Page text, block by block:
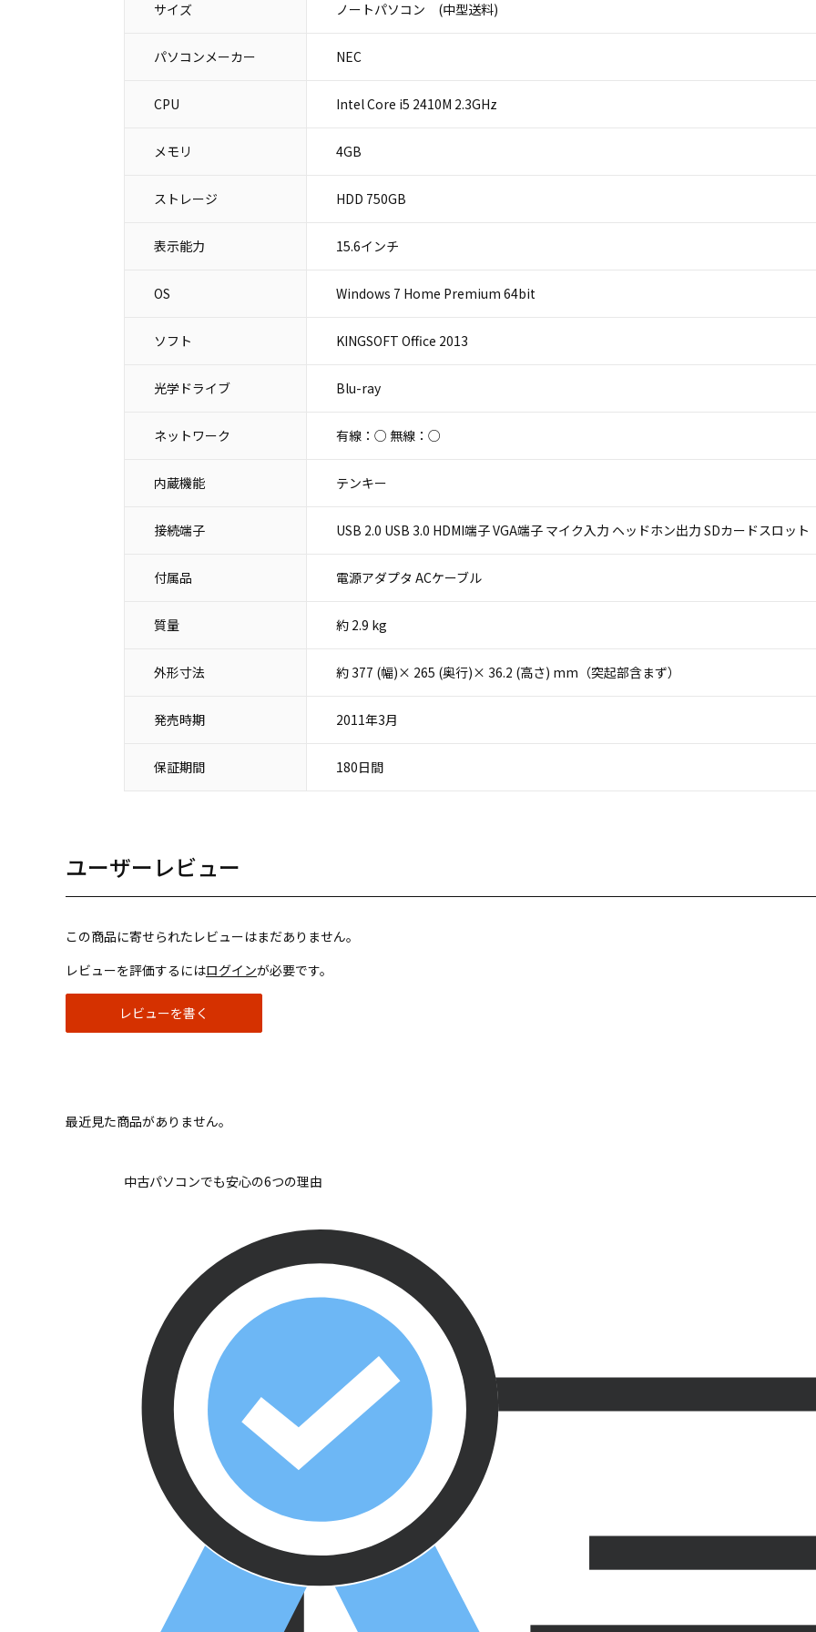
サイズ ノートパソコン (中型送料)
パソコンメーカー NEC
CPU Intel Core i5 2410M 2.3GHz
メモリ 4GB
ストレージ HDD 750GB
表示能力 15.6インチ
OS Windows 7 Home Premium 64bit
ソフト KINGSOFT Office 2013
光学ドライブ Blu-ray
ネットワーク 有線：○ 無線：○
内蔵機能 テンキー
接続端子 USB 2.0 USB 3.0 HDMI端子 VGA端子 マイク入力 ヘッドホン出力 SDカードスロット
付属品 電源アダプタ ACケーブル
質量 約 2.9 kg
外形寸法 約 377 (幅)× 265 (奥行)× 36.2 (高さ) mm（突起部含まず）
発売時期 2011年3月
保証期間 180日間
ユーザーレビュー
この商品に寄せられたレビューはまだありません。
レビューを評価するにはログインが必要です。
レビューを書く
最近見た商品がありません。
中古パソコンでも安心の6つの理由